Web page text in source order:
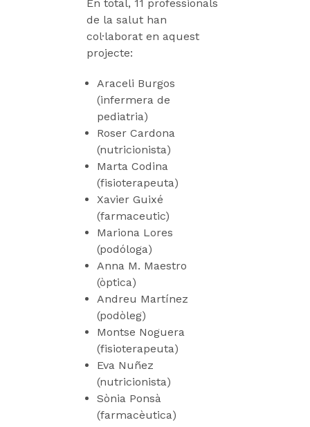
En total, 11 professionals
de la salut han
col·laborat en aquest
projecte:
Araceli Burgos
(infermera de
pediatria)
Roser Cardona
(nutricionista)
Marta Codina
(fisioterapeuta)
Xavier Guixé
(farmaceutic)
Mariona Lores
(podóloga)
Anna M. Maestro
(òptica)
Andreu Martínez
(podòleg)
Montse Noguera
(fisioterapeuta)
Eva Nuñez
(nutricionista)
Sònia Ponsà
(farmacèutica)